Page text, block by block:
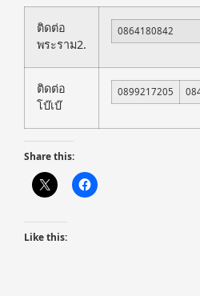
ติดต่อ
พระราม2.
0864180842
ติดต่อ
โบ๊เบ๊
0899217205
Share this:
Like this: